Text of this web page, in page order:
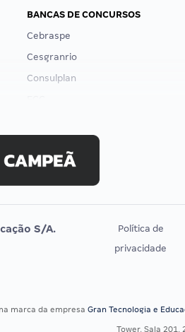
BANCAS DE CONCURSOS
Cebraspe
Cesgranrio
Consulplan
Selecon
Uniase
Vunesp
S/A.
Política de
privacidade
marca da empresaGran Tecnologia e
Tower, Sala 201,